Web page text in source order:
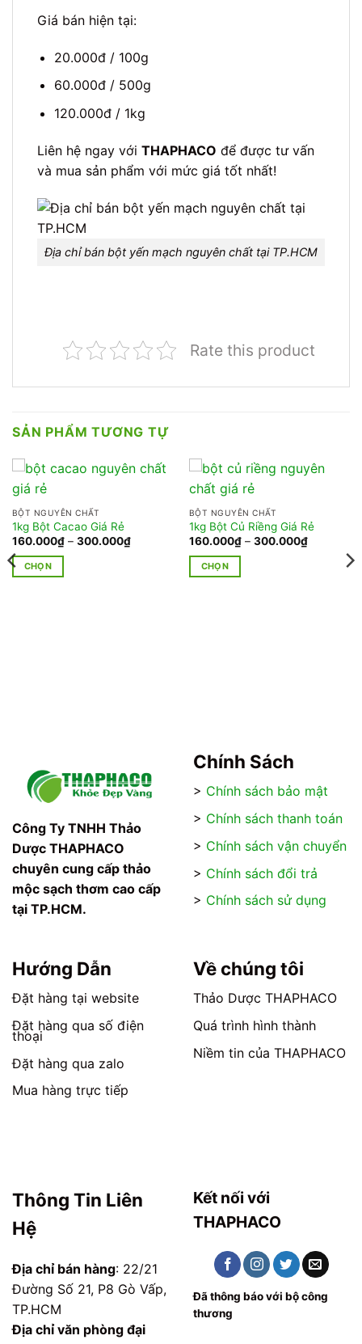
Giá bán hiện tại:
20.000đ / 100g
60.000đ / 500g
120.000đ / 1kg
Liên hệ ngay với THAPHACO để được tư vấn
và mua sản phẩm với mức giá tốt nhất!
Địa chỉ bán bột yến mạch nguyên chất tại TP.HCM
Rate this product
SẢN PHẨM TƯƠNG TỰ
BỘT NGUYÊN CHẤT
1kg Bột Cacao Giá Rẻ
160.000₫ – 300.000₫Khoảng
giá:
CHỌN
được
trên
sản
phẩm
BỘT NGUYÊN CHẤT
1kg Bột Củ Riềng Giá Rẻ
160.000₫ – 300.000₫Khoảng
giá:
160.000₫
CHỌN
có
thể
được
trên
trang
phẩm
Công Ty TNHH Thảo
Dược THAPHACO
chuyên cung cấp thảo
mộc sạch thơm cao cấp
tại TP.HCM.
Chính Sách
> Chính sách bảo mật
> Chính sách thanh toán
> Chính sách vận chuyển
> Chính sách đổi trả
> Chính sách sử dụng
Hướng Dẫn
Đặt hàng tại website
Đặt hàng qua số điện
thoại
Đặt hàng qua zalo
Mua hàng trực tiếp
Về chúng tôi
Thảo Dược THAPHACO
Quá trình hình thành
Niềm tin của THAPHACO
Thông Tin Liên
Hệ
Địa chỉ bán hàng: 22/21
Đường Số 21, P8 Gò Vấp,
TP.HCM
Địa chỉ văn phòng đại
Kết nối với
THAPHACO
Đã thông báo với bộ công
thương